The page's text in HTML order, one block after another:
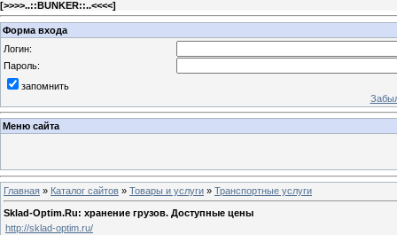
[>>>>..::BUNKER::..<<<<]
Форма входа
Логин:
Пароль:
запомнить
Меню сайта
Главная » Каталог сайтов » Товары и услуги » Транспортные услуги
Sklad-Optim.Ru: хранение грузов. Доступные цены
http://sklad-optim.ru/